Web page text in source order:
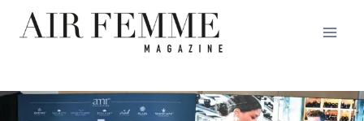
Saltar